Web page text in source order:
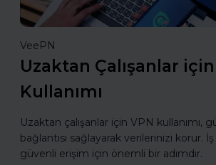
VeePN
Uzaktan Çalışanlar için
Kullanımı
Uzaktan çalışanlar için VPN kullanımı,
bağlantısı sağlayarak verilerinizi korur.
güvenli erişim için önemli bir adımdır.